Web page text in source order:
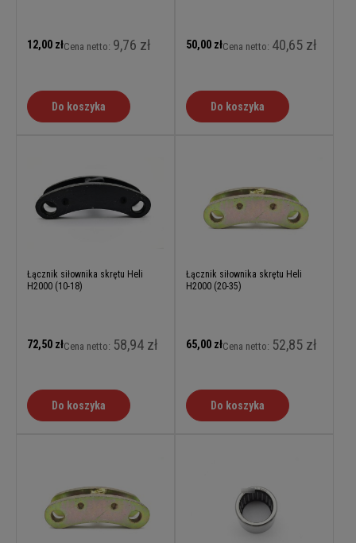
12,00 złCena netto: 9,76 zł
Do koszyka
50,00 złCena netto: 40,65 zł
Do koszyka
Łącznik siłownika skrętu Heli
H2000 (10-18)
72,50 złCena netto: 58,94 zł
Do koszyka
Łącznik siłownika skrętu Heli
H2000 (20-35)
65,00 złCena netto: 52,85 zł
Do koszyka